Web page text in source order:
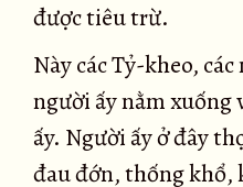
được tiêu trừ.
Này các Tỷ-kheo,
người ấy nằm xuống
ấy. Người ấy ở đây
đau đớn, thống